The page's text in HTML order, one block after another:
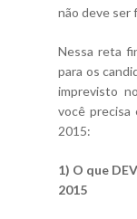
não deve ser
Nessa reta
para os
imprevisto
você precisa
2015:
1) O que
2015